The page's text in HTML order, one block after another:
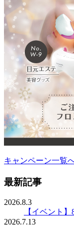
キャンペーン一覧
最新記事
2026.8.3
【イベント
2026.7.13